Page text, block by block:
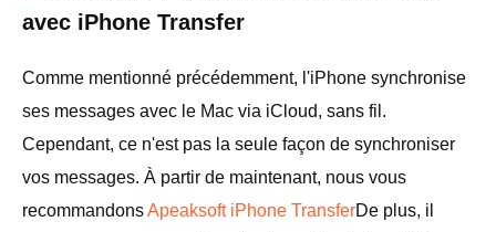
avec iPhone Transfer
Comme mentionné précédemment, l'iPhone synchronise
ses messages avec le Mac via iCloud, sans fil.
Cependant, ce n'est pas la seule façon de synchroniser
vos messages. À partir de maintenant, nous vous
recommandonsApeaksoft iPhone TransferDe plus, il